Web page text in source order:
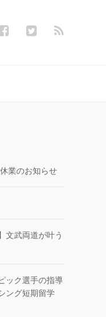
業のお知らせ
文武両道が叶う
ック選手の指導
ング短期留学